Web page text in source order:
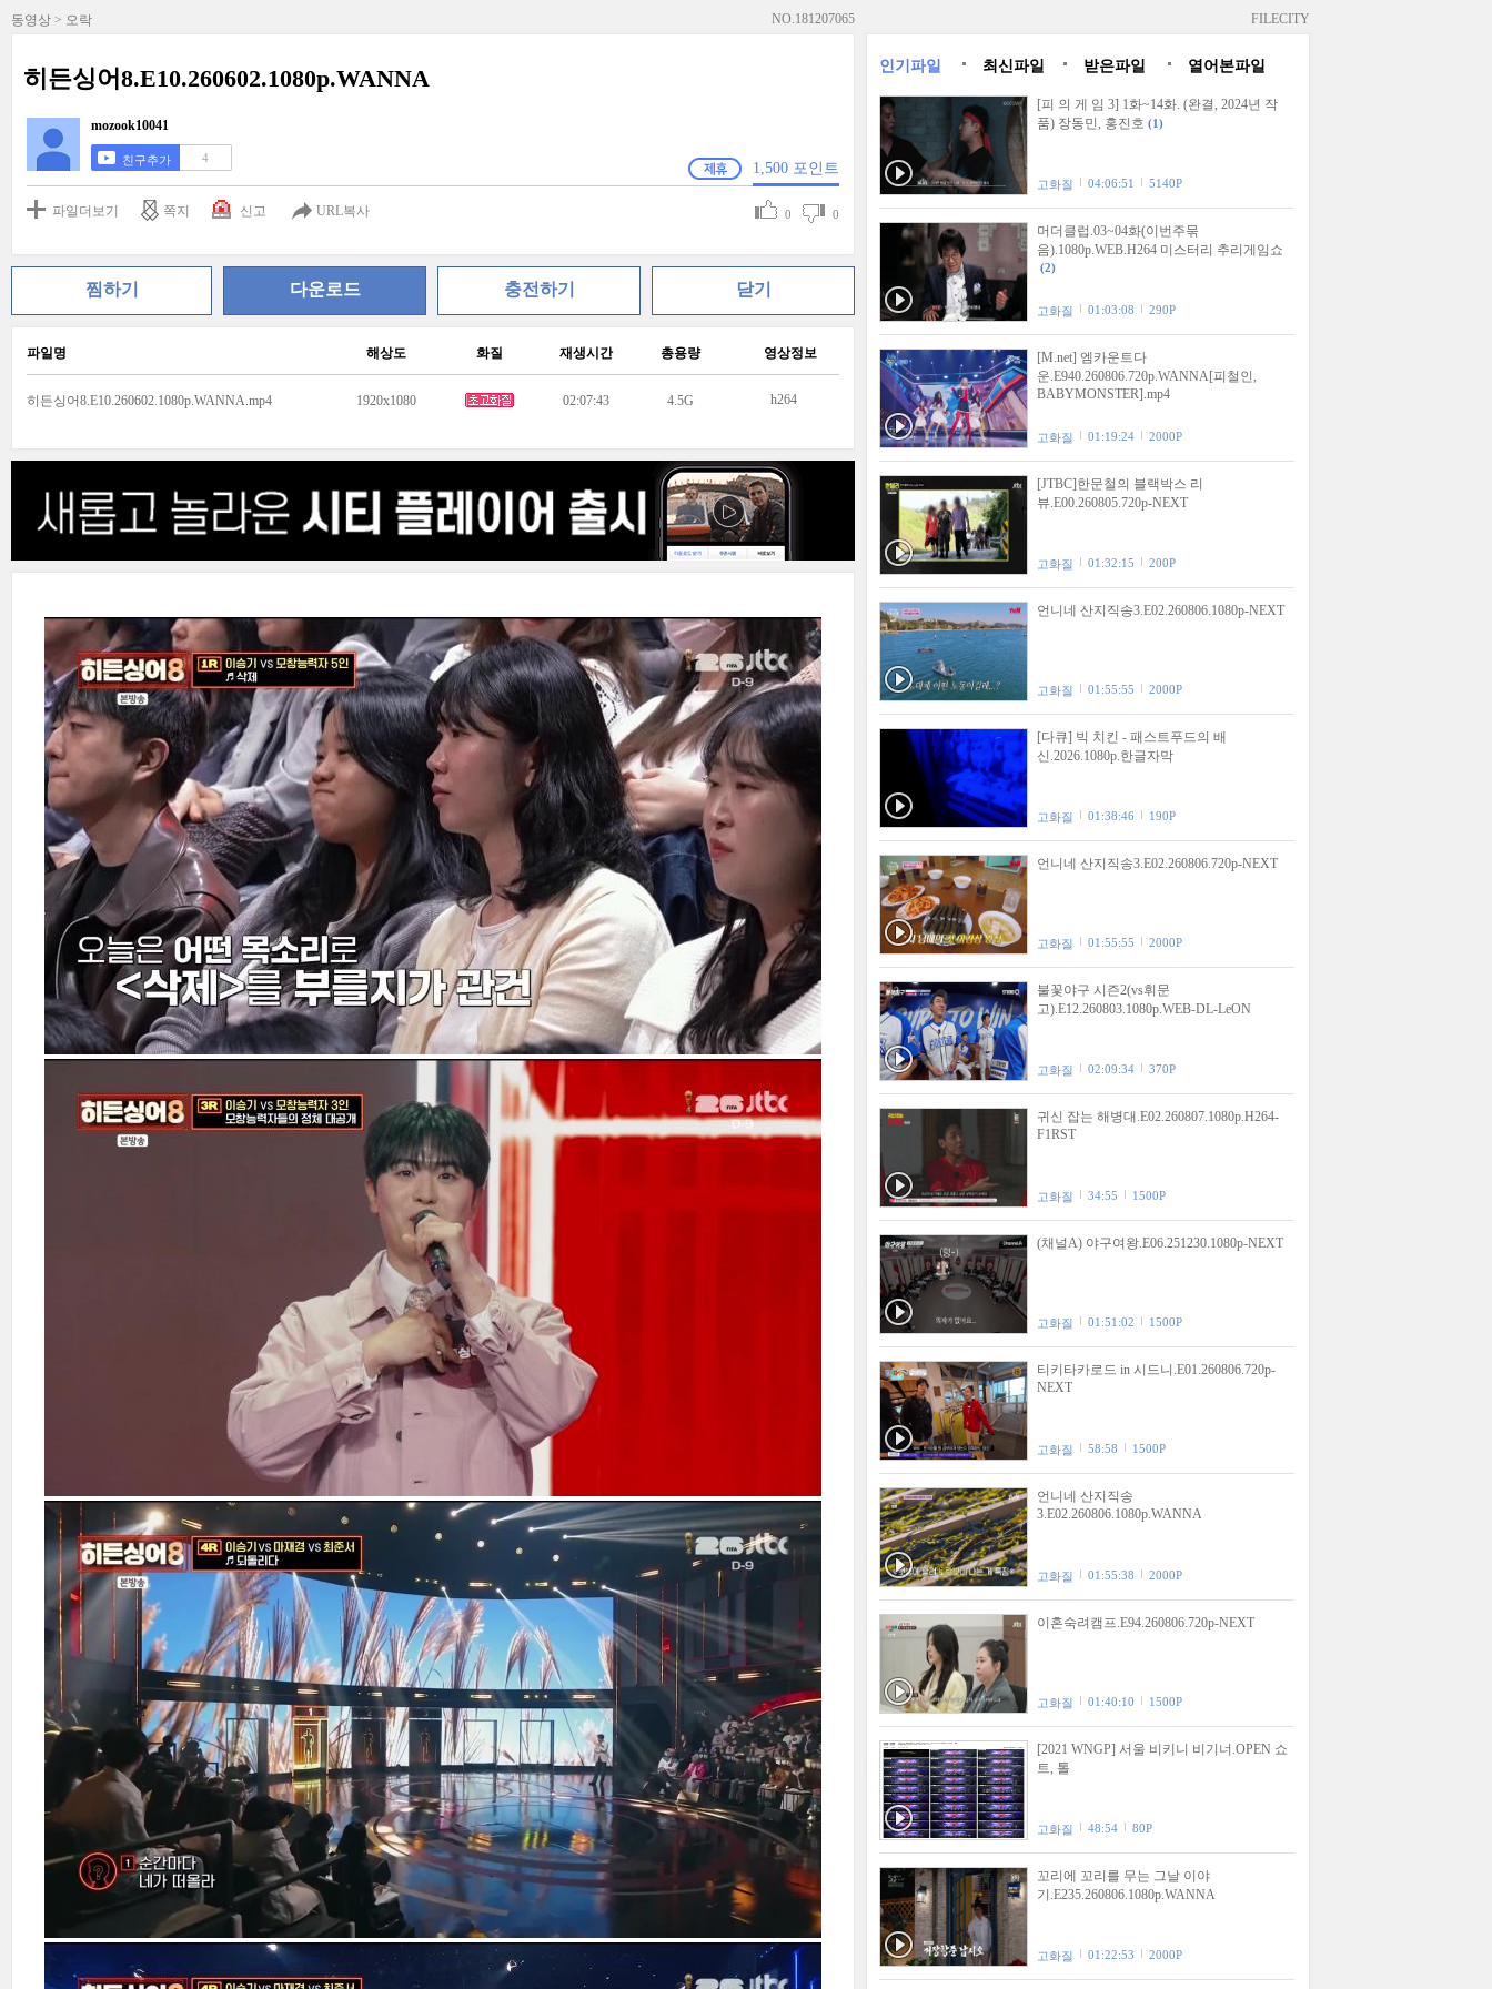
동영상 > 오락 NO.181207065
히든싱어8.E10.260602.1080p.WANNA
mozook10041
친구추가 4
1,500 포인트
파일더보기 쪽지 신고 URL복사 0 0
찜하기 다운로드 충전하기 닫기
파일명 해상도 화질 재생시간 총용량 영상정보
히든싱어8.E10.260602.1080p.WANNA.mp4 1920x1080 02:07:43 4.5G h264
FILECITY
인기파일 최신파일 받은파일 열어본파일
[피 의 게 임 3] 1화~14화. (완결, 2024년 작
품) 장동민, 홍진호 (1)
고화질 04:06:51 5140P
머더클럽.03~04화(이번주묶
음).1080p.WEB.H264 미스터리 추리게임쇼
(2)
고화질 01:03:08 290P
[M.net] 엠카운트다
운.E940.260806.720p.WANNA[피철인,
BABYMONSTER].mp4
고화질 01:19:24 2000P
[JTBC]한문철의 블랙박스 리
뷰.E00.260805.720p-NEXT
고화질 01:32:15 200P
언니네 산지직송3.E02.260806.1080p-NEXT
고화질 01:55:55 2000P
[다큐] 빅 치킨 - 패스트푸드의 배
신.2026.1080p.한글자막
고화질 01:38:46 190P
언니네 산지직송3.E02.260806.720p-NEXT
고화질 01:55:55 2000P
불꽃야구 시즌2(vs휘문
고).E12.260803.1080p.WEB-DL-LeON
고화질 02:09:34 370P
귀신 잡는 해병대.E02.260807.1080p.H264-
F1RST
고화질 34:55 1500P
(채널A) 야구여왕.E06.251230.1080p-NEXT
고화질 01:51:02 1500P
티키타카로드 in 시드니.E01.260806.720p-
NEXT
고화질 58:58 1500P
언니네 산지직송
3.E02.260806.1080p.WANNA
고화질 01:55:38 2000P
이혼숙려캠프.E94.260806.720p-NEXT
고화질 01:40:10 1500P
[2021 WNGP] 서울 비키니 비기너.OPEN 쇼
트, 톨
고화질 48:54 80P
꼬리에 꼬리를 무는 그날 이야
기.E235.260806.1080p.WANNA
고화질 01:22:53 2000P